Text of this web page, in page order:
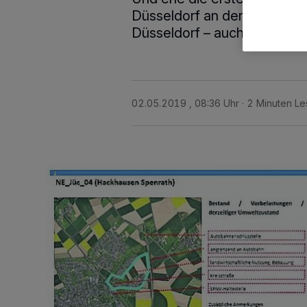
Düsseldorf an der Tür und
Düsseldorf – auch in
02.05.2019 , 08:36 Uhr 2 Minuten